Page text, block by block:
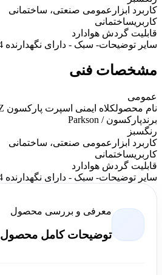
کاربرد ابزار عمومی صنعتی، ساختمانی
کاربریساختمانی
قابلیت گردش هوا دارد
سایر توضیحات- سبک - دارای نگهدارنده 4 وجهی
مشخصات فنی
عمومی
نام محصولکلاه ایمنی اسپرت پارکسون ABZ مدل SM90356
برندپارکسون / Parkson
رنگسبز
کاربرد ابزار عمومی صنعتی، ساختمانی
کاربریساختمانی
قابلیت گردش هوا دارد
سایر توضیحات- سبک - دارای نگهدارنده 4 وجهی
معرفی و بررسی محصول
توضیحات کامل محصول